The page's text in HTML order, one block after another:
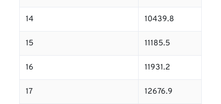
14 10439.8
15 11185.5
16 11931.2
17 12676.9